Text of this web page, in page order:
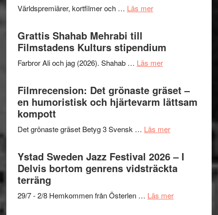
X-
I
Want
to
Believe
Vrach
Frankenshtey
med
Mulder
och
Dana
Världspremiärer, kortfilmer och … Läs merom
presenterar
19
titlar
i
Grattis Shahab Mehrabi till
Filmstadens Kulturs stipendium
Farbror Ali och jag (2026). Shahab … Läs merom
Shahab
Mehrabi
till
Kulturs
Filmrecension: Det grönaste gräset –
en humoristisk och hjärtevarm lättsam
kompott
Det grönaste gräset Betyg 3 Svensk … Läs merom
Det
grönaste
gräset
en
Ystad Sweden Jazz Festival 2026 – I
Delvis bortom genrens vidsträckta
terräng
29/7 - 2/8 Hemkommen från Österlen … Läs merom